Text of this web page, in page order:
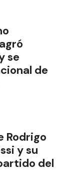
se
de
Rodrigo
y su
del